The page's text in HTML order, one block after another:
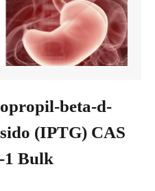
beta-d-
(IPTG) CAS
1 Bulk